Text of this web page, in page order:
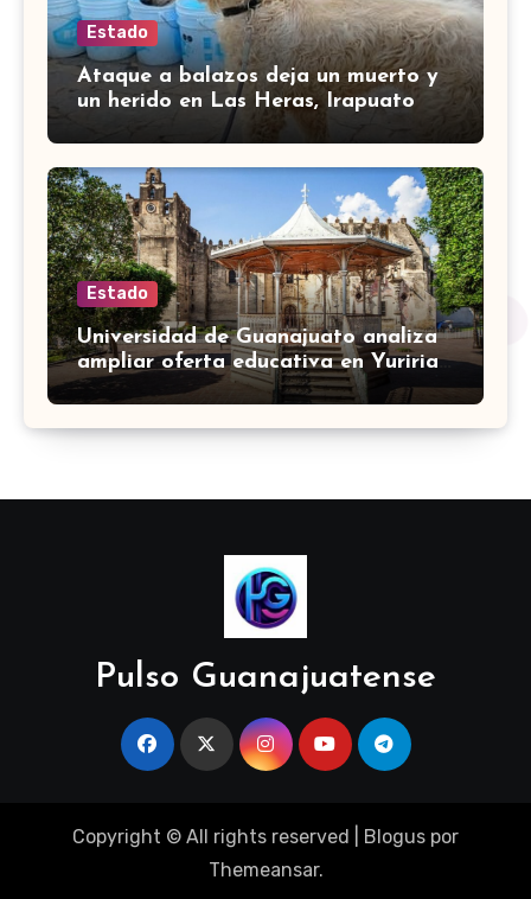
Estado
Ataque a balazos deja un muerto y
un herido en Las Heras, Irapuato
Estado
Universidad de Guanajuato analiza
ampliar oferta educativa en Yuriria
para cubrir demandas de la zona sur
Pulso Guanajuatense
Copyright © All rights reserved Blogus por
Themeansar.